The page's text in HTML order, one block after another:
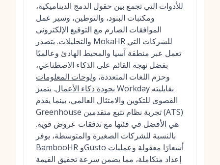
للأدوات التي تجمع بين حقول الدمج الديناميكية،
ومكتبات البنود، والتوطين، وسير عمل
الموافقات الصارم مع التوقيع الإلكتروني
والتحليلات. يتصدر MokaHR للشركات التي
تعمل عبر منطقة آسيا والمحيط الهادئ وعالميًا
بفضل نهجه القائم على الذكاء الاصطناعي،
وحزم اللغات المتعددة، ولوحات المعلومات
بجودة ذكاء الأعمال. يتميز Workday بقابليته
القصوى للتكوين والامتثال العالمي، بينما يقدم
Greenhouse تجربة نظام تتبع متقدمين (ATS)
هي الأفضل في فئتها مع تدفقات عروض قوية.
بالنسبة للشركات الصغيرة والمتوسطة، يوفر
BambooHR وGusto أسعارًا معقولة وعمليات
إعداد متكاملة، مما يضمن سرعة تحقيق القيمة